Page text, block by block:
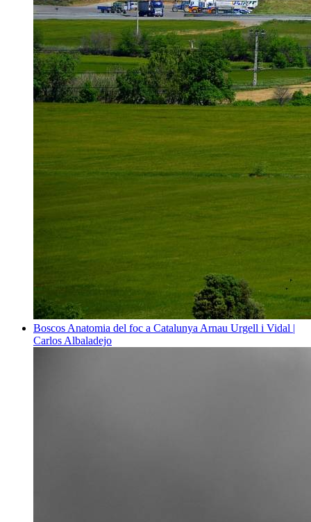
Boscos Anatomia del foc a Catalunya Arnau Urgell i Vidal |
Carlos Albaladejo